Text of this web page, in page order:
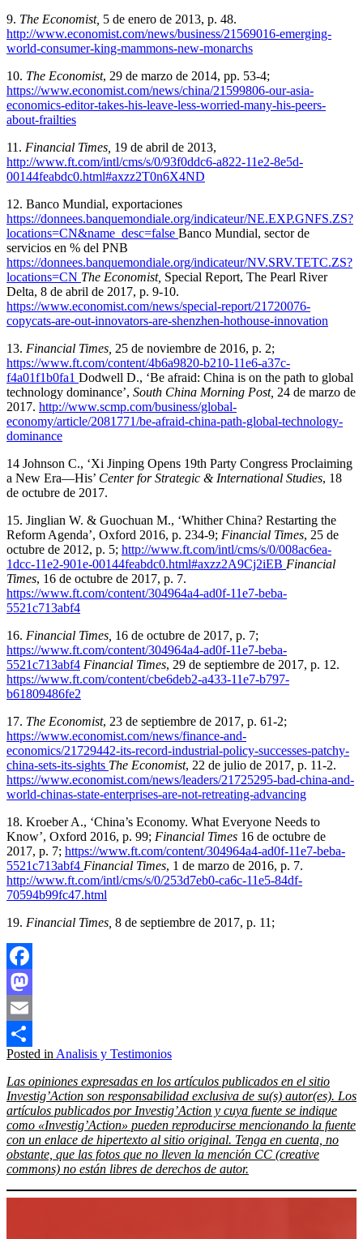
9. The Economist, 5 de enero de 2013, p. 48.
http://www.economist.com/news/business/21569016-emerging-
world-consumer-king-mammons-new-monarchs
10. The Economist, 29 de marzo de 2014, pp. 53-4;
https://www.economist.com/news/china/21599806-our-asia-
economics-editor-takes-his-leave-less-worried-many-his-peers-
about-frailties
11. Financial Times 19 de abril de 2013,
http://www.ft.com/intl/cms/s/0/93f0ddc6-a822-11e2-8e5d-
00144feabdc0.html#axzz2T0n6X4ND
12. Banco Mundial, exportaciones
https://donnees.banquemondiale.org/indicateur/NE.EXP.GNFS.ZS?
locations=CN&name_desc=false Banco Mundial, sector de
servicios en % del PNB
https://donnees.banquemondiale.org/indicateur/NV.SRV.TETC.ZS?
locations=CN The Economist, Special Report, The Pearl River
Delta, 8 de abril de 2017, p. 9-10.
https://www.economist.com/news/special-report/21720076-
copycats-are-out-innovators-are-shenzhen-hothouse-innovation
13. Financial Times 25 de noviembre de 2016, p. 2;
https://www.ft.com/content/4b6a9820-b210-11e6-a37c-
f4a01f1b0fa1 Dodwell D., ‘Be afraid: China is on the path to global
technology dominance’, South China Morning Post, 24 de marzo de
2017. http://www.scmp.com/business/global-
economy/article/2081771/be-afraid-china-path-global-technology-
dominance
14 Johnson C., ‘Xi Jinping Opens 19th Party Congress Proclaiming
a New Era—His’ Center for Strategic & International Studies, 18
de octubre de 2017.
15. Jinglian W. & Guochuan M., ‘Whither China? Restarting the
Reform Agenda’, Oxford 2016, p. 234-9; Financial Times, 25 de
octubre de 2012, p. 5; http://www.ft.com/intl/cms/s/0/008ac6ea-
1dcc-11e2-901e-00144feabdc0.html#axzz2A9Cj2iEB Financial
Times, 16 de octubre de 2017, p. 7.
https://www.ft.com/content/304964a4-ad0f-11e7-beba-
5521c713abf4
16. Financial Times 16 de octubre de 2017, p. 7;
https://www.ft.com/content/304964a4-ad0f-11e7-beba-
5521c713abf4 Financial Times, 29 de septiembre de 2017, p. 12.
https://www.ft.com/content/cbe6deb2-a433-11e7-b797-
b61809486fe2
17. The Economist, 23 de septiembre de 2017, p. 61-2;
https://www.economist.com/news/finance-and-
economics/21729442-its-record-industrial-policy-successes-patchy-
china-sets-its-sights The Economist, 22 de julio de 2017, p. 11-2.
https://www.economist.com/news/leaders/21725295-bad-china-and-
world-chinas-state-enterprises-are-not-retreating-advancing
18. Kroeber A., ‘China’s Economy. What Everyone Needs to
Know’, Oxford 2016, p. 99; Financial Times 16 de octubre de
2017, p. 7; https://www.ft.com/content/304964a4-ad0f-11e7-beba-
5521c713abf4 Financial Times, 1 de marzo de 2016, p. 7.
http://www.ft.com/intl/cms/s/0/253d7eb0-ca6c-11e5-84df-
70594b99fc47.html
19. Financial Times 8 de septiembre de 2017, p. 11;
Facebook
Mastodon
Email
Compartir
Posted in Analisis y Testimonios
Las opiniones expresadas en los artículos publicados en el sitio
Investig’Action son responsabilidad exclusiva de su(s) autor(es). Los
artículos publicados por Investig’Action y cuya fuente se indique
como «Investig’Action» pueden reproducirse mencionando la fuente
con un enlace de hipertexto al sitio original. Tenga en cuenta, no
obstante, que las fotos que no lleven la mención CC (creative
commons) no están libres de derechos de autor.